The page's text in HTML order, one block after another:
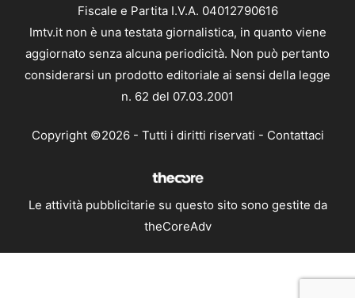
Fiscale e Partita I.V.A. 04012790616
Imtv.it non è una testata giornalistica, in quanto viene
aggiornato senza alcuna periodicità. Non può pertanto
considerarsi un prodotto editoriale ai sensi della legge
n. 62 del 07.03.2001
Copyright ©2026 - Tutti i diritti riservati - Contattaci
Le attività pubblicitarie su questo sito sono gestite da
theCoreAdv